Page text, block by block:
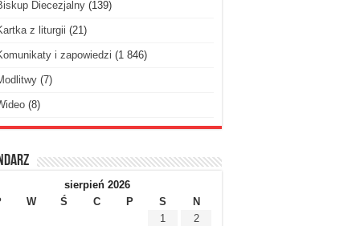
Diecezjalny(139)
z liturgii (21)
i zapowiedzi (1 846)
(7)
(8)
sierpień 2026
W Ś C P S
N
1
2